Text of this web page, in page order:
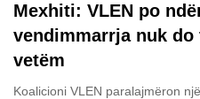
Mexhiti: VLEN po
vendimmarrja nuk
vetëm
Koalicioni VLEN paralajmëron